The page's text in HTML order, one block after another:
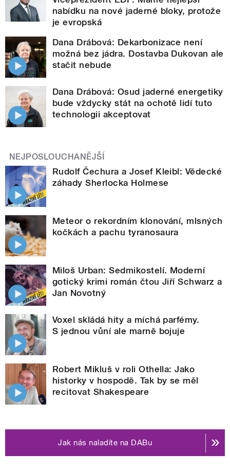
nabídku na nové jaderné bloky, protože
je evropská
Dana Drábová: Dekarbonizace není
možná bez jádra. Dostavba Dukovan ale
stačit nebude
Dana Drábová: Osud jaderné energetiky
bude vždycky stát na ochotě lidí tuto
technologii akceptovat
NEJPOSLOUCHANĚJŠÍ
Rudolf Čechura a Josef Kleibl: Vědecké
záhady Sherlocka Holmese
Meteor o rekordním klonování, mlsných
kočkách a pachu tyranosaura
Miloš Urban: Sedmikostelí. Moderní
gotický krimi román čtou Jiří Schwarz a
Jan Novotný
Voxel skládá hity a míchá parfémy.
S jednou vůní ale marně bojuje
Robert Mikluš v roli Othella: Jako
historky v hospodě. Tak by se měl
recitovat Shakespeare
Jak nás naladíte na DABu